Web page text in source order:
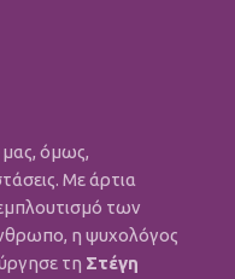
μας, όμως,
Με άρτια
των
η ψυχολόγος
τη Στέγη